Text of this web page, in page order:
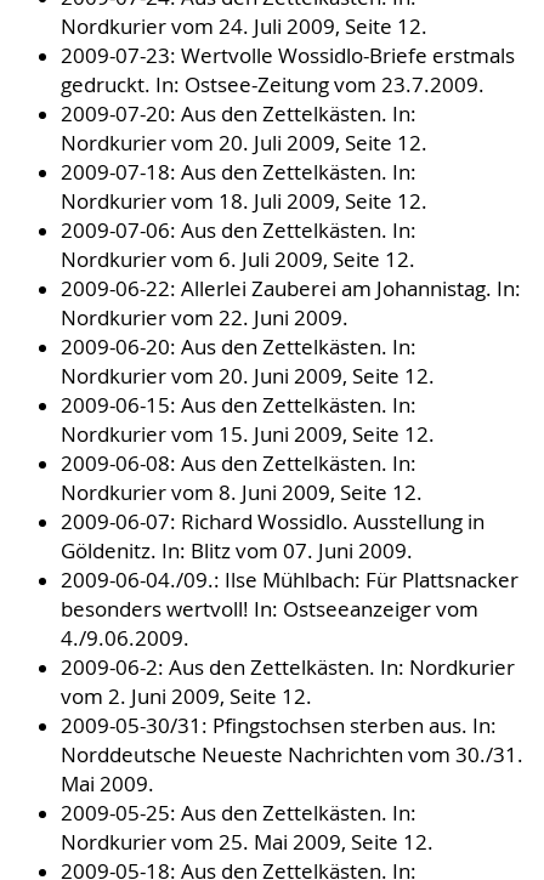
Nordkurier vom 24. Juli 2009, Seite 12.
2009-07-23: Wertvolle Wossidlo-Briefe erstmals
gedruckt. In: Ostsee-Zeitung vom 23.7.2009.
2009-07-20: Aus den Zettelkästen. In:
Nordkurier vom 20. Juli 2009, Seite 12.
2009-07-18: Aus den Zettelkästen. In:
Nordkurier vom 18. Juli 2009, Seite 12.
2009-07-06: Aus den Zettelkästen. In:
Nordkurier vom 6. Juli 2009, Seite 12.
2009-06-22: Allerlei Zauberei am Johannistag. In:
Nordkurier vom 22. Juni 2009.
2009-06-20: Aus den Zettelkästen. In:
Nordkurier vom 20. Juni 2009, Seite 12.
2009-06-15: Aus den Zettelkästen. In:
Nordkurier vom 15. Juni 2009, Seite 12.
2009-06-08: Aus den Zettelkästen. In:
Nordkurier vom 8. Juni 2009, Seite 12.
2009-06-07: Richard Wossidlo. Ausstellung in
Göldenitz. In: Blitz vom 07. Juni 2009.
2009-06-04./09.: Ilse Mühlbach: Für Plattsnacker
besonders wertvoll! In: Ostseeanzeiger vom
4./9.06.2009.
2009-06-2: Aus den Zettelkästen. In: Nordkurier
vom 2. Juni 2009, Seite 12.
2009-05-30/31: Pfingstochsen sterben aus. In:
Norddeutsche Neueste Nachrichten vom 30./31.
Mai 2009.
2009-05-25: Aus den Zettelkästen. In:
Nordkurier vom 25. Mai 2009, Seite 12.
2009-05-18: Aus den Zettelkästen. In: